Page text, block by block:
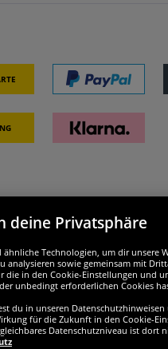
Wir sind
deine Privatsphäre
Technologien, um dir unsere
analysieren sowie gemeinsam mit
die in den Cookie-Einstellungen und
unbedingt erforderlichen Cookies
du in unseren
für die Zukunft in den Cookie-
Datenschutzniveau ist